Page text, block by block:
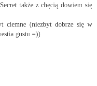
także z chęcią dowiem się
ciemne (niezbyt dobrze się w
gustu =)).